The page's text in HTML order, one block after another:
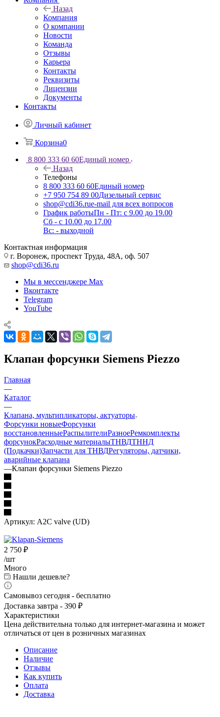
Назад
Компания
О компании
Новости
Команда
Отзывы
Карьера
Контакты
Реквизиты
Лицензии
Документы
Контакты
Личный кабинет
Корзина0
8 800 333 60 60Единый номер
Назад
Телефоны
8 800 333 60 60Единый номер
+7 950 754 89 00Дизельный сервис
shop@cdi36.rue-mail для всех вопросов
График работыПн - Пт: с 9.00 до 19.00
Сб - с 10.00 до 17.00
Вс: - выходной
Контактная информация
г. Воронеж, проспект Труда, 48А, оф. 507
shop@cdi36.ru
Мы в мессенджере Max
Вконтакте
Telegram
YouTube
Клапан форсунки Siemens Piezzo
Главная
—
Каталог
—
Клапана, мультипликаторы, актуаторы
Форсунки новыеФорсунки
восстановленныеРаспылителиРазноеРемкомплекты
форсунокРасходные материалыТНВДТННД
(Подкачки)Запчасти для ТНВДРегуляторы, датчики,
аварийные клапана
—Клапан форсунки Siemens Piezzo
Артикул: A2C valve (UD)
2 750 ₽
/шт
Много
Нашли дешевле?
Самовывоз сегодня - бесплатно
Доставка завтра - 390 ₽
Характеристики
Цена действительна только для интернет-магазина и может
отличаться от цен в розничных магазинах
Описание
Наличие
Отзывы
Как купить
Оплата
Доставка